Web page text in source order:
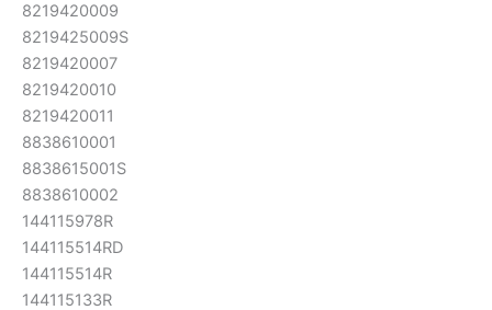
8219420009
8219425009S
8219420007
8219420010
8219420011
8838610001
8838615001S
8838610002
144115978R
144115514RD
144115514R
144115133R